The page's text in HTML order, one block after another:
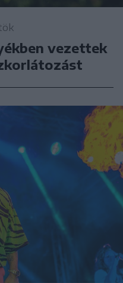
vezettek